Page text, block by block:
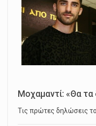
Μοχαμαντί: «Θα
Τις πρώτες δηλώσεις